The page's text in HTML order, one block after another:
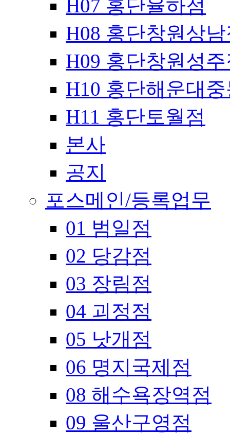
H07 홍단율하점
H08 홍단창원상
H09 홍단창원성
H10 홍단해운대
H11 홍단토월점
본사
공지
포스메인/등록업무
01 범일점
02 당감점
03 장림점
04 괴정점
05 낫개점
06 명지국제점
08 해수욕장역점
09 울산구영점